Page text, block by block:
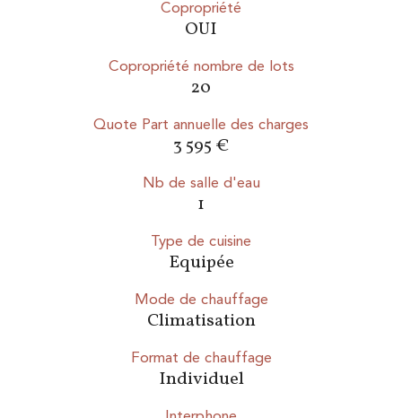
Copropriété
OUI
Copropriété nombre de lots
20
Quote Part annuelle des charges
3 595 €
Nb de salle d'eau
1
Type de cuisine
Equipée
Mode de chauffage
Climatisation
Format de chauffage
Individuel